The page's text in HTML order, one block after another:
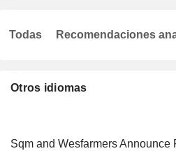
Otros idiomas
Sqm and Wesfarmers
Todas Recomendaciones